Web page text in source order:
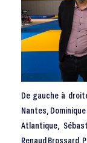
De gauche à
Nantes,
Atlantique,
Renaud Brossard,